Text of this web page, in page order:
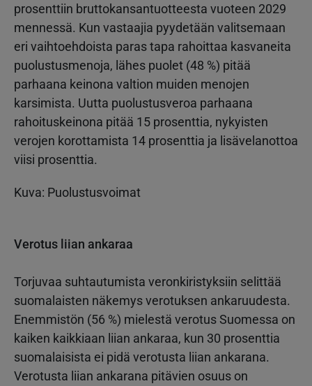
prosenttiin bruttokansantuotteesta vuoteen 2029
mennessä. Kun vastaajia pyydetään valitsemaan
eri vaihtoehdoista paras tapa rahoittaa kasvaneita
puolustusmenoja, lähes puolet (48 %) pitää
parhaana keinona valtion muiden menojen
karsimista. Uutta puolustusveroa parhaana
rahoituskeinona pitää 15 prosenttia, nykyisten
verojen korottamista 14 prosenttia ja lisävelanottoa
viisi prosenttia.
Kuva: Puolustusvoimat
Verotus liian ankaraa
Torjuvaa suhtautumista veronkiristyksiin selittää
suomalaisten näkemys verotuksen ankaruudesta.
Enemmistön (56 %) mielestä verotus Suomessa on
kaiken kaikkiaan liian ankaraa, kun 30 prosenttia
suomalaisista ei pidä verotusta liian ankarana.
Verotusta liian ankarana pitävien osuus on